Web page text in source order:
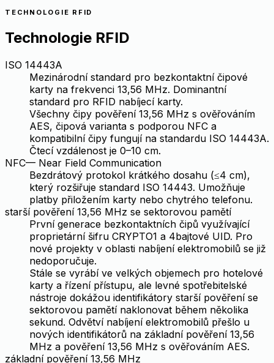
TECHNOLOGIE RFID
Technologie RFID
ISO 14443A
Mezinárodní standard pro bezkontaktní čipové
karty na frekvenci 13,56 MHz. Dominantní
standard pro RFID nabíjecí karty.
Všechny čipy pověření 13,56 MHz s ověřováním
AES, čipová varianta s podporou NFC a
kompatibilní čipy fungují na standardu ISO 14443A.
Čtecí vzdálenost je 0–10 cm.
NFC— Near Field Communication
Bezdrátový protokol krátkého dosahu (≤4 cm),
který rozšiřuje standard ISO 14443. Umožňuje
platby přiložením karty nebo chytrého telefonu.
starší pověření 13,56 MHz se sektorovou pamětí
První generace bezkontaktních čipů využívající
proprietární šifru CRYPTO1 a 4bajtové UID. Pro
nové projekty v oblasti nabíjení elektromobilů se již
nedoporučuje.
Stále se vyrábí ve velkých objemech pro hotelové
karty a řízení přístupu, ale levné spotřebitelské
nástroje dokážou identifikátory starší pověření se
sektorovou pamětí naklonovat během několika
sekund. Odvětví nabíjení elektromobilů přešlo u
nových identifikátorů na základní pověření 13,56
MHz a pověření 13,56 MHz s ověřováním AES.
základní pověření 13,56 MHz